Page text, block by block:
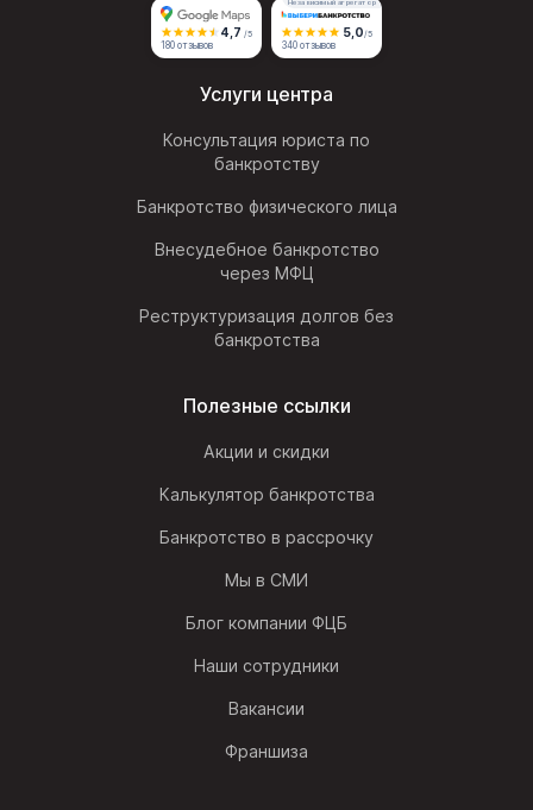
4,7 /5
180 отзывов
Независимый агрегатор
5,0/5
340 отзывов
Услуги центра
Консультация юриста по
банкротству
Банкротство физического лица
Внесудебное банкротство
через МФЦ
Реструктуризация долгов без
банкротства
Полезные ссылки
Акции и скидки
Калькулятор банкротства
Банкротство в рассрочку
Мы в СМИ
Блог компании ФЦБ
Наши сотрудники
Вакансии
Франшиза